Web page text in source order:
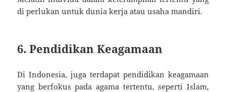
di perlukan untuk dunia kerja atau usaha mandiri.
6. Pendidikan Keagamaan
Di Indonesia, juga terdapat pendidikan keagamaan
yang berfokus pada agama tertentu, seperti Islam,